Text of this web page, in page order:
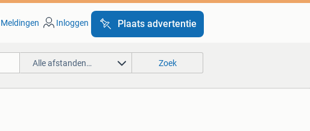
Meldingen Inloggen Plaats advertentie
Alle afstanden… Zoek